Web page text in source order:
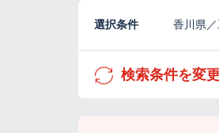
選択条件 香川県
検索条件を変